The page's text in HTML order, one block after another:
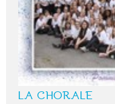
LA CHORALE